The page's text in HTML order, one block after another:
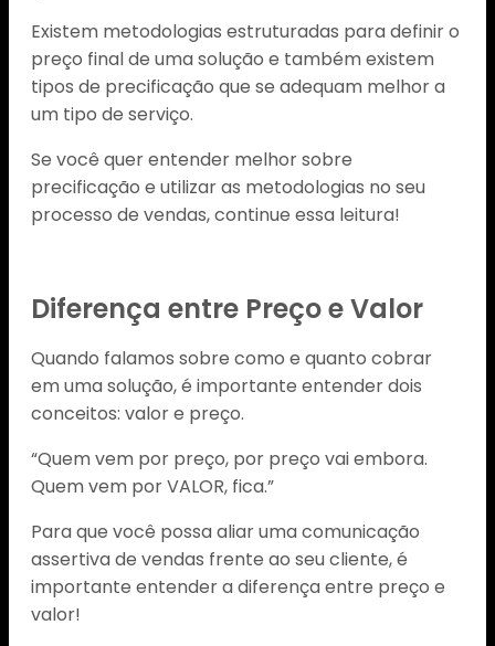
Existem metodologias estruturadas para definir o
preço final de uma solução e também existem
tipos de precificação que se adequam melhor a
um tipo de serviço.
Se você quer entender melhor sobre
precificação e utilizar as metodologias no seu
processo de vendas, continue essa leitura!
Diferença entre Preço e Valor
Quando falamos sobre como e quanto cobrar
em uma solução, é importante entender dois
conceitos: valor e preço.
“Quem vem por preço, por preço vai embora.
Quem vem por VALOR, fica.”
Para que você possa aliar uma comunicação
assertiva de vendas frente ao seu cliente, é
importante entender a diferença entre preço e
valor!